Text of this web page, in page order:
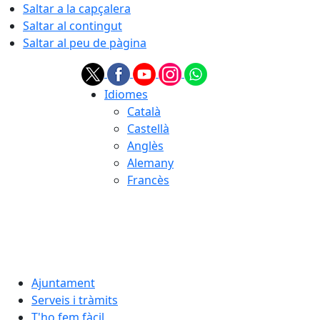
Saltar a la capçalera
Saltar al contingut
Saltar al peu de pàgina
Idiomes
Català
Castellà
Anglès
Alemany
Francès
Ajuntament
Serveis i tràmits